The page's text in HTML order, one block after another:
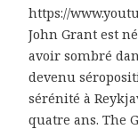
https://
John Grant est
avoir sombré
devenu
sérénité à
quatre ans. The